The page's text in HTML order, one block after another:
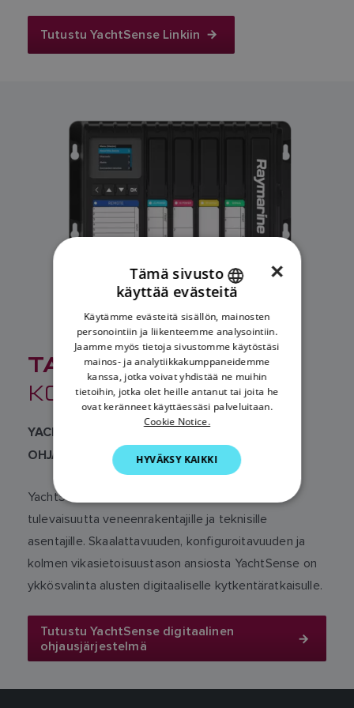
Tutustu YachtSense Linkiin
TASO 3:ÄLYKÄS
KOTISI VESILLÄ
YACHTSENSE DIGITAALINEN
OHJAUSJÄRJESTELMÄ
YachtSense™ edustaa aluksen automatisoinnin
tulevaisuutta veneenrakentajille ja teknisille
asentajille. Skaalattavuuden, konfiguroitavuuden ja
kolmen vikasietoisuustason ansiosta YachtSense on
ykkösvalinta alusten digitaaliselle kytkentäratkaisulle.
Tutustu YachtSense digitaalinen
ohjausjärjestelmä
ENGLISH
DANISH
ITALIAN
SWEDISH
DUTCH
NORWEGIAN
FINNISH
×
Tämä sivusto
käyttää evästeitä
Käytämme evästeitä sisällön, mainosten
personointiin ja liikenteemme analysointiin.
Jaamme myös tietoja sivustomme käytöstäsi
mainos- ja analytiikkakumppaneidemme
kanssa, jotka voivat yhdistää ne muihin
tietoihin, jotka olet heille antanut tai joita he
ovat keränneet käyttäessäsi palveluitaan.
Cookie Notice.
HYVÄKSY KAIKKI